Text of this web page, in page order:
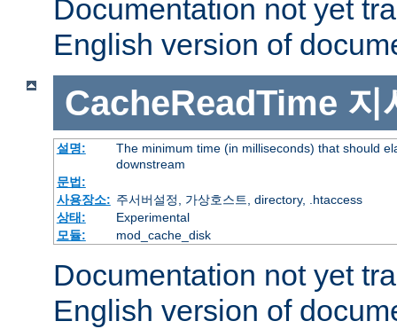
Documentation not yet
English version of
CacheReadTime 지
설명:
The minimum time (in milliseconds) that should
downstream
문법:
사용장소: 주서버설정, 가상호스트, directory, .htaccess
상태:
Experimental
모듈:
mod_cache_disk
Documentation not yet
English version of